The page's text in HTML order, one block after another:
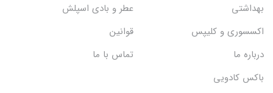
بهداشتی
عطر و بادی اسپلش
اکسسوری و کلیپس
قوانین
درباره ما
تماس با ما
باکس کادویی